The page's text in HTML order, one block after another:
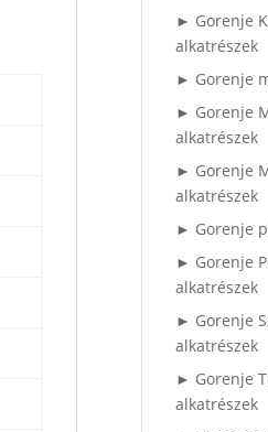
► Gorenje
alkatrészek
► Gorenje
► Gorenje
alkatrészek
► Gorenje
alkatrészek
► Gorenje
► Gorenje
alkatrészek
► Gorenje
alkatrészek
► Gorenje
alkatrészek